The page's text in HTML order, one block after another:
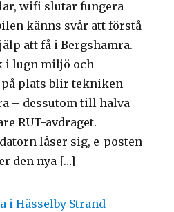
wifi slutar fungera
känns svår att förstå
att få i Bergshamra.
i lugn miljö och
plats blir tekniken
– dessutom till halva
RUT-avdraget.
låser sig, e-posten
den nya […]
i Hässelby Strand –